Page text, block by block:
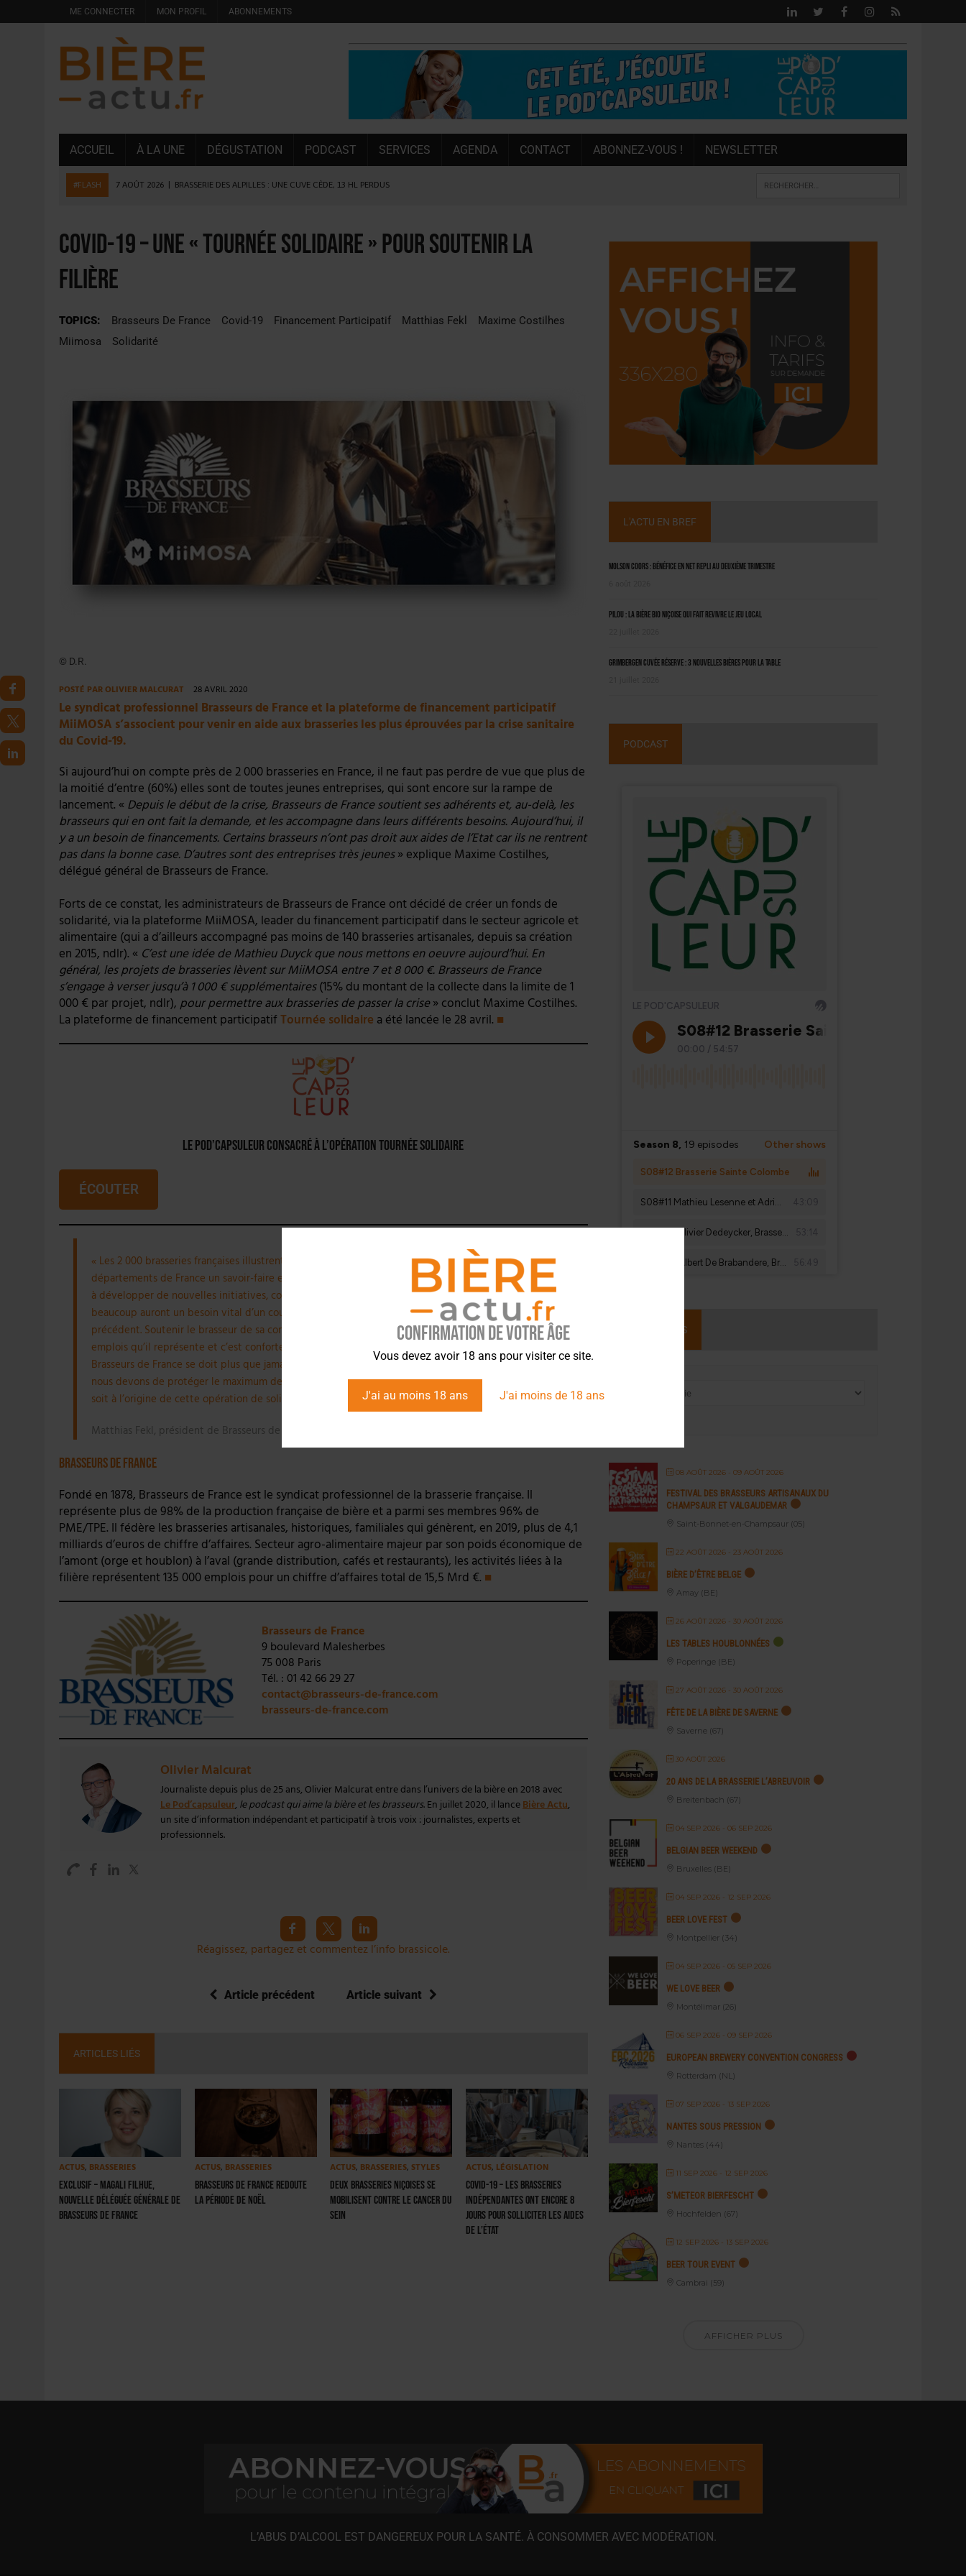
Confirmation de votre âge
Vous devez avoir 18 ans pour visiter ce site.
J'ai au moins 18 ans J'ai moins de 18 ans
ME CONNECTER MON PROFIL ABONNEMENTS
ACCUEIL À LA UNE DÉGUSTATION PODCAST SERVICES AGENDA CONTACT ABONNEZ-VOUS ! NEWSLETTER
#FLASH 7 AOÛT 2026 BRASSERIE DES ALPILLES : UNE CUVE CÈDE, 13 HL PERDUS
6 AOÛT 2026 | SAVERNE : LA FÊTE DE LA BIÈRE SOUFFLE SA 15E BOUGIE
5 AOÛT 2026 HEINEKEN A SUPPRIMÉ 3 000 POSTES AU PREMIER SEMESTRE
5 AOÛT 2026
4 AOÛT 2026 | LA GÉNÉRATION Z ET LA MODÉRATION RÉINVENTENT LE MARCHÉ [ÉTUDE]
Covid-19 – Une « Tournée solidaire » pour soutenir la
filière
TOPICS: Brasseurs De France Covid-19 Financement Participatif Matthias Fekl
Maxime Costilhes
Miimosa
Solidarité
© D.R.
POSTÉ PAROLIVIER MALCURAT 28 AVRIL 2020
Le syndicat professionnel Brasseurs de France et la plateforme de financement participatif
MiiMOSA s’associent pour venir en aide aux brasseries les plus éprouvées par la crise sanitaire
du Covid-19.
Si aujourd’hui on compte près de 2 000 brasseries en France, il ne faut pas perdre de vue que plus de
la moitié d’entre (60%) elles sont de toutes jeunes entreprises, qui sont encore sur la rampe de
lancement. « Depuis le début de la crise, Brasseurs de France soutient ses adhérents et, au-delà, les
brasseurs qui en ont fait la demande, et les accompagne dans leurs différents besoins. Aujourd’hui, il
y a un besoin de financements. Certains brasseurs n’ont pas droit aux aides de l’Etat car ils ne rentrent
pas dans la bonne case. D’autres sont des entreprises très jeunes» explique Maxime Costilhes,
délégué général de Brasseurs de France.
Forts de ce constat, les administrateurs de Brasseurs de France ont décidé de créer un fonds de
solidarité, via la plateforme MiiMOSA, leader du financement participatif dans le secteur agricole et
alimentaire (qui a d’ailleurs accompagné pas moins de 140 brasseries artisanales, depuis sa création
en 2015, ndlr). « C’est une idée de Mathieu Duyck que nous mettons en oeuvre aujourd’hui. En
général, les projets de brasseries lèvent sur MiiMOSA entre 7 et 8 000 €. Brasseurs de France
s’engage à verser jusqu’à 1 000 € supplémentaires(15% du montant de la collecte dans la limite de 1
000 € par projet, ndlr), pour permettre aux brasseries de passer la crise» conclut Maxime Costilhes.
La plateforme de financement participatif Tournée solidaire a été lancée le 28 avril. ■
Le Pod’capsuleur consacré à l’opération Tournée solidaire
ÉCOUTER
« Les 2 000 brasseries françaises illustrent par leur diversité et leur présence dans tous les
départements de France un savoir-faire exceptionnel. Elles sont nombreuses, pour traverser la crise,
à développer de nouvelles initiatives, comme la livraison aux particuliers ou la vente en ligne. Mais
beaucoup auront un besoin vital d’un coup de pouce financier pour surmonter cette crise sans
précédent. Soutenir le brasseur de sa commune, de sa région, c’est pérenniser son activité et les
emplois qu’il représente et c’est conforter l’ancrage local de bon nombre de nos bières françaises.
Brasseurs de France se doit plus que jamais d’être aux côtés de toutes les brasseries françaises. Nous
nous devons de protéger le maximum de brasseries artisanales. Je suis fier que Brasseurs de France
soit à l’origine de cette opération de solidarité inédite. »
Matthias Fekl, président de Brasseurs de France
Brasseurs de France
Fondé en 1878, Brasseurs de France est le syndicat professionnel de la brasserie française. Il
représente plus de 98% de la production française de bière et a parmi ses membres 96% de
PME/TPE. Il fédère les brasseries artisanales, historiques, familiales qui génèrent, en 2019, plus de 4,1
milliards d’euros de chiffre d’affaires. Secteur agro-alimentaire majeur par son poids économique de
l’amont (orge et houblon) à l’aval (grande distribution, cafés et restaurants), les activités liées à la
filière représentent 135 000 emplois pour un chiffre d’affaires total de 15,5 Mrd €. ■
Brasseurs de France
9 boulevard Malesherbes
75 008 Paris
Tél. : 01 42 66 29 27
contact@brasseurs-de-france.com
brasseurs-de-france.com
Olivier Malcurat
Journaliste depuis plus de 25 ans, Olivier Malcurat entre dans l’univers de la bière en 2018 avec
Le Pod’capsuleur, le podcast qui aime la bière et les brasseurs. En juillet 2020, il lance Bière Actu,
un site d’information indépendant et participatif à trois voix : journalistes, experts et
professionnels.
Réagissez, partagez et commentez l’info brassicole.
Article précédent Article suivant
ARTICLES LIÉS
ACTUS, BRASSERIES
EXCLUSIF – Magali Filhue,
nouvelle déléguée générale de
Brasseurs de France
ACTUS, BRASSERIES
Brasseurs de France redoute
la période de Noël
ACTUS, BRASSERIES,STYLES
Deux brasseries niçoises se
mobilisent contre le cancer du
sein
ACTUS, LÉGISLATION
Covid-19 – Les brasseries
indépendantes ont encore 8
jours pour solliciter les aides
de l’État
L'ACTU EN BREF
Molson Coors : bénéfice en net repli au deuxième trimestre
Pilou : la bière bio niçoise qui fait revivre le jeu local
Grimbergen Cuvée Réserve : 3 nouvelles bières pour la table
PODCAST
ÉVÉNEMENTS
08 AOÛT 2026 - 09 AOÛT 2026
FESTIVAL DES BRASSEURS ARTISANAUX DU
CHAMPSAUR ET VALGAUDEMAR
Saint-Bonnet-en-Champsaur (05)
22 AOÛT 2026 - 23 AOÛT 2026
BIÈRE D’ÊTRE BELGE
Amay (BE)
26 AOÛT 2026 - 30 AOÛT 2026
LES TABLES HOUBLONNÉES
Poperinge (BE)
27 AOÛT 2026 - 30 AOÛT 2026
FÊTE DE LA BIÈRE DE SAVERNE
Saverne (67)
30 AOÛT 2026
20 ANS DE LA BRASSERIE L’ABREUVOIR
Breitenbach (67)
04 SEP 2026 - 06 SEP 2026
BELGIAN BEER WEEKEND
Bruxelles (BE)
04 SEP 2026 - 12 SEP 2026
BEER LOVE FEST
Montpellier (34)
04 SEP 2026 - 05 SEP 2026
WE LOVE BEER
Montélimar (26)
06 SEP 2026 - 09 SEP 2026
EUROPEAN BREWERY CONVENTION CONGRESS
Rotterdam (NL)
07 SEP 2026 - 13 SEP 2026
NANTES SOUS PRESSION
Nantes (44)
11 SEP 2026 - 12 SEP 2026
S’METEOR BIERFESCHT
Hochfelden (67)
12 SEP 2026 - 13 SEP 2026
BEER TOUR EVENT
Cambrai (59)
AFFICHER PLUS
L’ABUS D’ALCOOL EST DANGEREUX POUR LA SANTÉ. À CONSOMMER AVEC MODÉRATION.